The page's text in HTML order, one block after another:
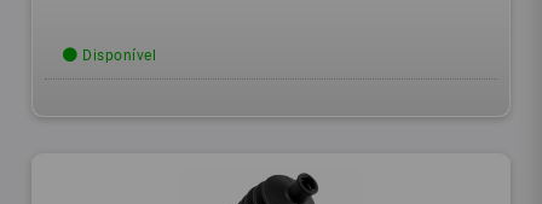
Disponível